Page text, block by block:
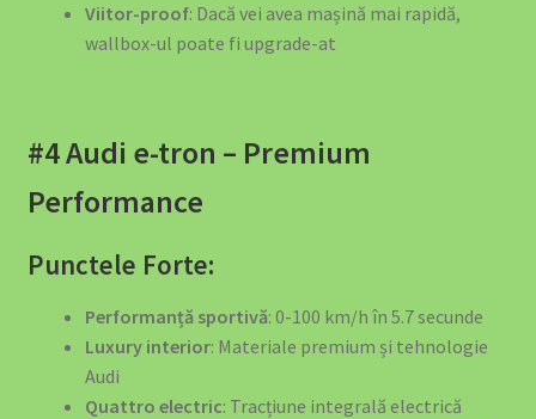
Top 5 Mașini Electrice România 2025
🏛️ SOLUȚII EV PENTRU PRIMĂRII ȘI INSTITUȚII PUBLICE
🏪 SOLUȚII EV PENTRU MAGAZINE ȘI CENTRE
COMERCIALE
Viitor-proof: Dacă vei avea mașină mai rapidă,
wallbox-ul poate fi upgrade-at
#4 Audi e-tron – Premium
Performance
Punctele Forte:
Performanță sportivă: 0-100 km/h în 5.7 secunde
Luxury interior: Materiale premium și tehnologie
Audi
Quattro electric: Tracțiune integrală electrică